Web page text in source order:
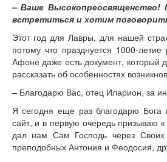
– Ваше
встретиться и хотим
Этот год для Лавры, для нашей
потому что празднуется 1000-
Афоне даже есть документ, который
рассказать об особенностях
– Благодарю Вас, отец Иларион, за
Я сегодня еще раз благодарю
сайт, и в первую очередь призываю
дал нам Сам Господь через Своих
преподобных Антония и Феодосия,